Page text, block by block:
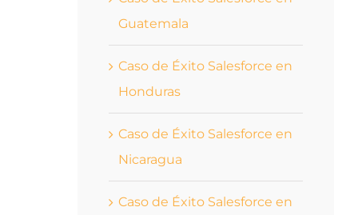
Guatemala
Caso de Éxito Salesforce en
Honduras
Caso de Éxito Salesforce en
Nicaragua
Caso de Éxito Salesforce en